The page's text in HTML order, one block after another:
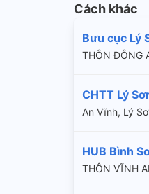
Cách khác
Bưu cục Lý
THÔN ĐÔNG
CHTT Lý
An Vĩnh, Lý
HUB Bình
THÔN VĨNH